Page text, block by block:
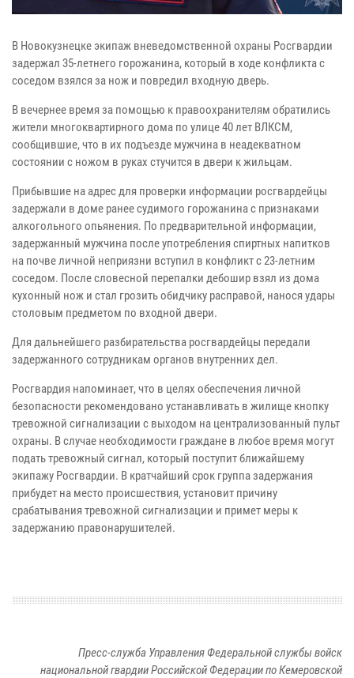
В Новокузнецке экипаж вневедомственной охраны Росгвардии
задержал 35-летнего горожанина, который в ходе конфликта с
соседом взялся за нож и повредил входную дверь.
В вечернее время за помощью к правоохранителям обратились
жители многоквартирного дома по улице 40 лет ВЛКСМ,
сообщившие, что в их подъезде мужчина в неадекватном
состоянии с ножом в руках стучится в двери к жильцам.
Прибывшие на адрес для проверки информации росгвардейцы
задержали в доме ранее судимого горожанина с признаками
алкогольного опьянения. По предварительной информации,
задержанный мужчина после употребления спиртных напитков
на почве личной неприязни вступил в конфликт с 23-летним
соседом. После словесной перепалки дебошир взял из дома
кухонный нож и стал грозить обидчику расправой, нанося удары
столовым предметом по входной двери.
Для дальнейшего разбирательства росгвардейцы передали
задержанного сотрудникам органов внутренних дел.
Росгвардия напоминает, что в целях обеспечения личной
безопасности рекомендовано устанавливать в жилище кнопку
тревожной сигнализации с выходом на централизованный пульт
охраны. В случае необходимости граждане в любое время могут
подать тревожный сигнал, который поступит ближайшему
экипажу Росгвардии. В кратчайший срок группа задержания
прибудет на место происшествия, установит причину
срабатывания тревожной сигнализации и примет меры к
задержанию правонарушителей.
Пресс-служба Управления Федеральной службы войск
национальной гвардии Российской Федерации по Кемеровской